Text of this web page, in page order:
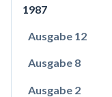
1987
Ausgabe 12
Ausgabe 8
Ausgabe 2